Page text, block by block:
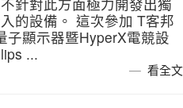
的設備。 這次參加 T客邦
子顯示器暨HyperX電競設
...
看全文